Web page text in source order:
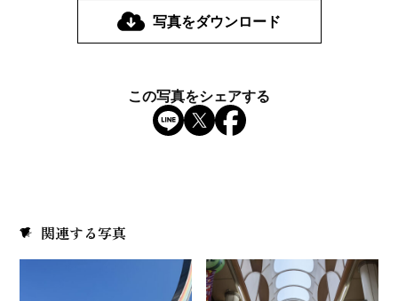
写真をダウンロード
この写真をシェアする
関連する写真